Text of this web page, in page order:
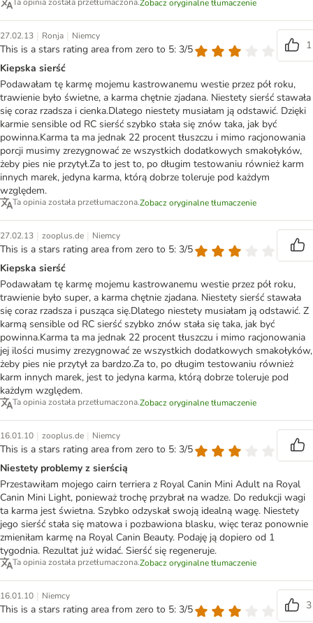
Zobacz oryginalne tłumaczenie
27.02.13 | Ronja | Niemcy
This is a stars rating area from zero to 5: 3/5
1
Kiepska sierść
Podawałam tę karmę mojemu kastrowanemu westie przez pół roku,
trawienie było świetne, a karma chętnie zjadana. Niestety sierść stawała
się coraz rzadsza i cienka.Dlatego niestety musiałam ją odstawić. Dzięki
karmie sensible od RC sierść szybko stała się znów taka, jak być
powinna.Karma ta ma jednak 22 procent tłuszczu i mimo racjonowania
porcji musimy zrezygnować ze wszystkich dodatkowych smakołyków,
żeby pies nie przytył.Za to jest to, po długim testowaniu również karm
innych marek, jedyna karma, którą dobrze toleruje pod każdym
względem.
Ta opinia została przetłumaczona.Zobacz oryginalne tłumaczenie
27.02.13 | zooplus.de | Niemcy
This is a stars rating area from zero to 5: 3/5
Kiepska sierść
Podawałam tę karmę mojemu kastrowanemu westie przez pół roku,
trawienie było super, a karma chętnie zjadana. Niestety sierść stawała
się coraz rzadsza i pusząca się.Dlatego niestety musiałam ją odstawić. Z
karmą sensible od RC sierść szybko znów stała się taka, jak być
powinna.Karma ta ma jednak 22 procent tłuszczu i mimo racjonowania
jej ilości musimy zrezygnować ze wszystkich dodatkowych smakołyków,
żeby pies nie przytył za bardzo.Za to, po długim testowaniu również
karm innych marek, jest to jedyna karma, którą dobrze toleruje pod
każdym względem.
Ta opinia została przetłumaczona.Zobacz oryginalne tłumaczenie
16.01.10 | zooplus.de | Niemcy
This is a stars rating area from zero to 5: 3/5
Niestety problemy z sierścią
Przestawiłam mojego cairn terriera z Royal Canin Mini Adult na Royal
Canin Mini Light, ponieważ trochę przybrał na wadze. Do redukcji wagi
ta karma jest świetna. Szybko odzyskał swoją idealną wagę. Niestety
jego sierść stała się matowa i pozbawiona blasku, więc teraz ponownie
zmieniłam karmę na Royal Canin Beauty. Podaję ją dopiero od 1
tygodnia. Rezultat już widać. Sierść się regeneruje.
Ta opinia została przetłumaczona.Zobacz oryginalne tłumaczenie
16.01.10 | Niemcy
This is a stars rating area from zero to 5: 3/5
3